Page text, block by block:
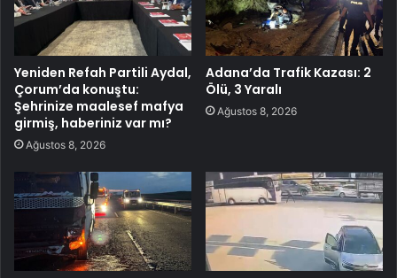
Yeniden Refah Partili Aydal,
Çorum’da konuştu:
Şehrinize maalesef mafya
girmiş, haberiniz var mı?
Ağustos 8, 2026
Adana’da Trafik Kazası: 2
Ölü, 3 Yaralı
Ağustos 8, 2026